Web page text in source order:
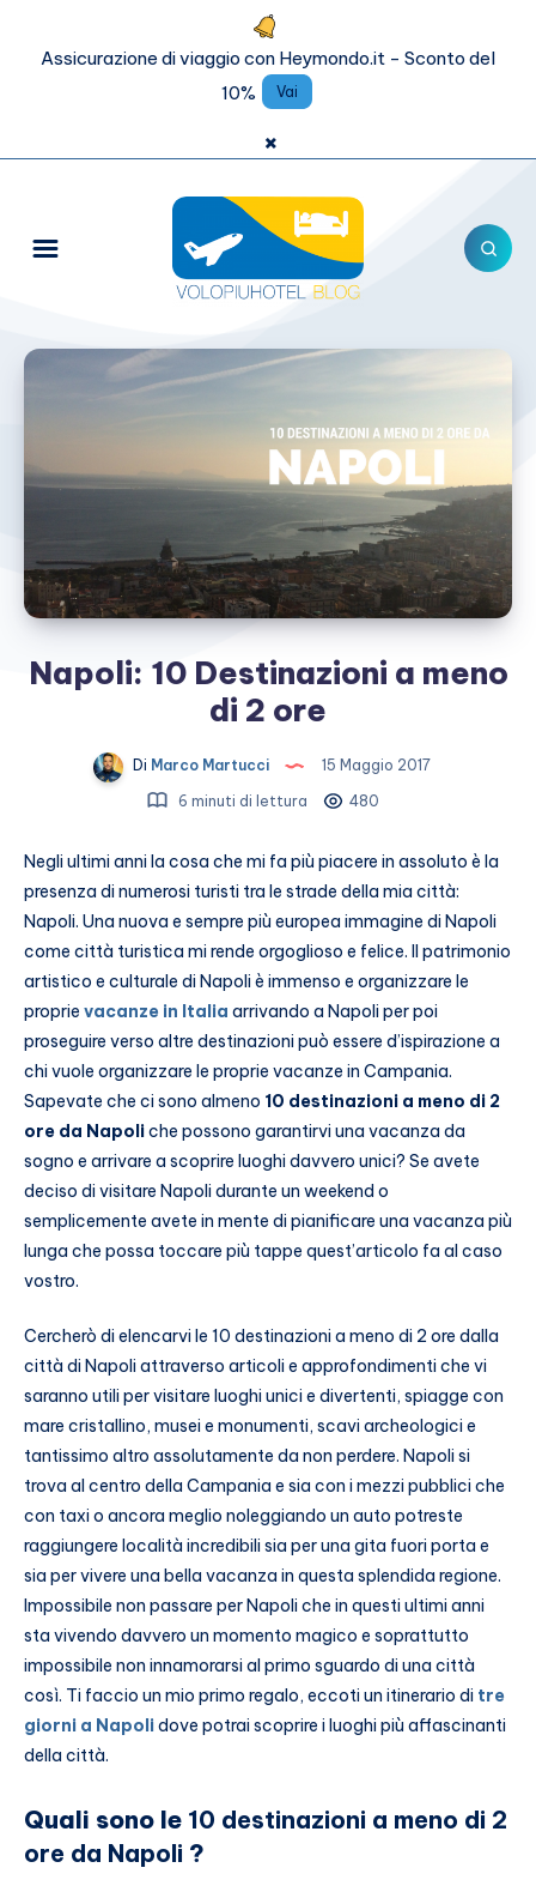
Assicurazione di viaggio con Heymondo.it - Sconto del
10%
Vai
×
Napoli: 10 Destinazioni a meno
di 2 ore
Di Marco Martucci
15 Maggio 2017
6 minuti di lettura
480
Negli ultimi anni la cosa che mi fa più piacere in assoluto è la
presenza di numerosi turisti tra le strade della mia città:
Napoli. Una nuova e sempre più europea immagine di Napoli
come città turistica mi rende orgoglioso e felice. Il patrimonio
artistico e culturale di Napoli è immenso e organizzare le
proprie vacanze in Italia arrivando a Napoli per poi
proseguire verso altre destinazioni può essere d’ispirazione a
chi vuole organizzare le proprie vacanze in Campania.
Sapevate che ci sono almeno 10 destinazioni a meno di 2
ore da Napoliche possono garantirvi una vacanza da
sogno e arrivare a scoprire luoghi davvero unici? Se avete
deciso di visitare Napoli durante un weekend o
semplicemente avete in mente di pianificare una vacanza più
lunga che possa toccare più tappe quest’articolo fa al caso
vostro.
Cercherò di elencarvi le 10 destinazioni a meno di 2 ore dalla
città di Napoli attraverso articoli e approfondimenti che vi
saranno utili per visitare luoghi unici e divertenti, spiagge con
mare cristallino, musei e monumenti, scavi archeologici e
tantissimo altro assolutamente da non perdere. Napoli si
trova al centro della Campania e sia con i mezzi pubblici che
con taxi o ancora meglio noleggiando un auto potreste
raggiungere località incredibili sia per una gita fuori porta e
sia per vivere una bella vacanza in questa splendida regione.
Impossibile non passare per Napoli che in questi ultimi anni
sta vivendo davvero un momento magico e soprattutto
impossibile non innamorarsi al primo sguardo di una città
così. Ti faccio un mio primo regalo, eccoti un itinerario di tre
giorni a Napolidove potrai scoprire i luoghi più affascinanti
della città.
Quali sono le 10 destinazioni a meno di 2
ore da Napoli ?